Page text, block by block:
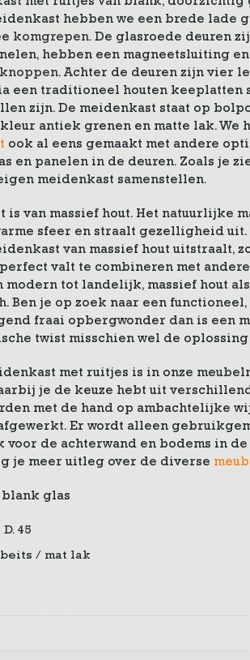
hebben we een brede lade
komgrepen. De glasroede deuren
hebben een magneetsluiting
. Achter de deuren zijn vier
een traditioneel houten keeplatten
zijn. De meidenkast staat op
antiek grenen en matte lak. We
ook al eens gemaakt met andere
en panelen in de deuren. Zoals je
meidenkast samenstellen.
is van massief hout. Het natuurlijke
sfeer en straalt gezelligheid uit.
van massief hout uitstraalt,
valt te combineren met
modern tot landelijk, massief hout
Ben je op zoek naar een functioneel,
fraai opbergwonder dan is een
twist misschien wel de oplossing
met ruitjes is in onze
je de keuze hebt uit
met de hand op ambachtelijke
Er wordt alleen
voor de achterwand en bodems in de
je meer uitleg over de diverse
glas
D. 45
/ mat lak